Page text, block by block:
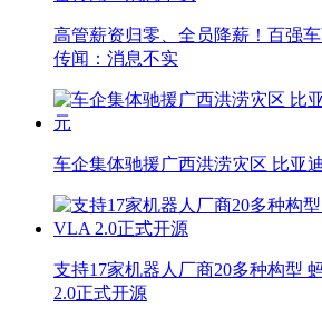
高管薪资归零、全员降薪！百强
传闻：消息不实
车企集体驰援广西洪涝灾区 比亚
支持17家机器人厂商20多种构型
2.0正式开源